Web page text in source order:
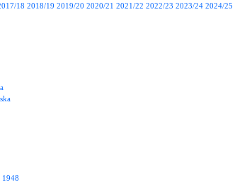
18 2018/19 2019/20 2020/21 2021/22 2022/23 2023/24 2024/25
1948